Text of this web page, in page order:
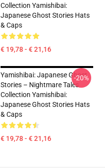
Collection Yamishibai:
Japanese Ghost Stories Hats
& Caps
€ 19,78 - € 21,16
Yamishibai: Japanese Ghost
Stories – Nightmare Tales
Collection Yamishibai:
Japanese Ghost Stories Hats
& Caps
€ 19,78 - € 21,16
-20%